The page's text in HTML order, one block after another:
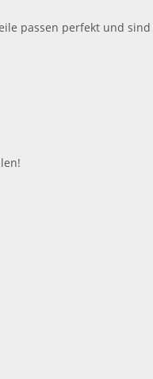
passen perfekt und